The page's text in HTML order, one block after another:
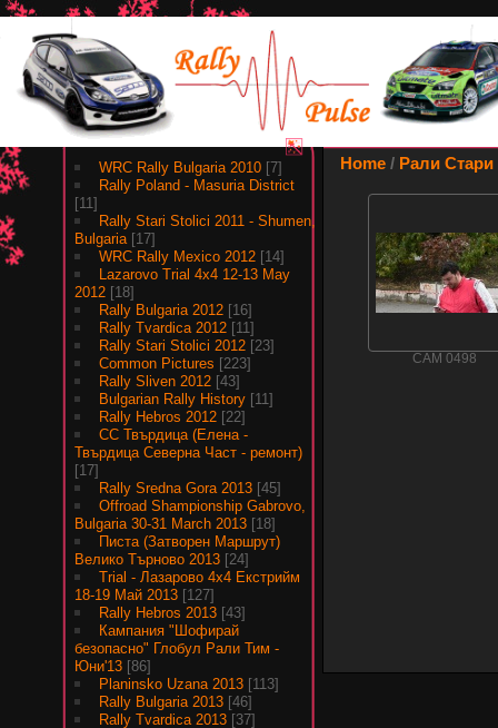
Albums
WRC Rally Bulgaria 2010 [7]
Rally Poland - Masuria District
[11]
Rally Stari Stolici 2011 - Shumen,
Bulgaria [17]
WRC Rally Mexico 2012 [14]
Lazarovo Trial 4x4 12-13 May
2012 [18]
Rally Bulgaria 2012 [16]
Rally Tvardica 2012 [11]
Rally Stari Stolici 2012 [23]
Common Pictures [223]
Rally Sliven 2012 [43]
Bulgarian Rally History [11]
Rally Hebros 2012 [22]
СС Твърдица (Елена -
Твърдица Северна Част - ремонт)
[17]
Rally Sredna Gora 2013 [45]
Offroad Shampionship Gabrovo,
Bulgaria 30-31 March 2013 [18]
Писта (Затворен Маршрут)
Велико Търново 2013 [24]
Trial - Лазарово 4х4 Екстрийм
18-19 Май 2013 [127]
Rally Hebros 2013 [43]
Кампания "Шофирай
безопасно" Глобул Рали Тим -
Юни'13 [86]
Planinsko Uzana 2013 [113]
Rally Bulgaria 2013 [46]
Rally Tvardica 2013 [37]
Home / Рали Стари
CAM 0498